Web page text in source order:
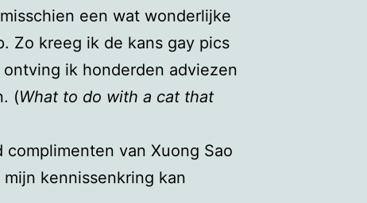
een wat wonderlijke
Zo kreeg ik de kans gay pics
ik honderden adviezen
(What to do with a cat that
van Xuong Sao
kennissenkring kan